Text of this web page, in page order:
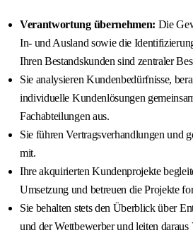
Verantwortung übernehmen: Die
In‑ und Ausland sowie die
Ihren Bestandskunden sind zentraler
Sie analysieren Kundenbedürfnisse,
individuelle Kundenlösungen
Fachabteilungen aus.
Sie führen Vertragsverhandlungen und
mit.
Ihre akquirierten Kundenprojekte
Umsetzung und betreuen die Projekte
Sie behalten stets den Überblick über
und der Wettbewerber und leiten daraus